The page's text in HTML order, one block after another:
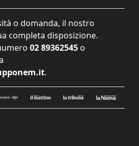
o domanda, il nostro
completa disposizione.
02 89362545 o
.